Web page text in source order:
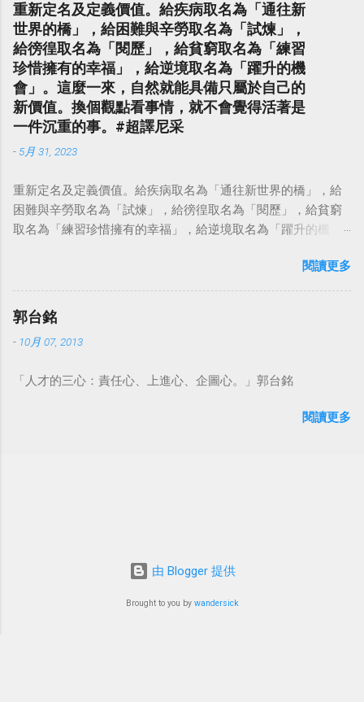
重新定名及定義價值。給疾病取名為「通往新
世界的橋」，給困難與辛勞取名為「試煉」，
給徬徨取名為「閱歷」，給貧窮取名為「練習
珍惜擁有的幸福」，給逆境取名為「躍升的機
會」。這麼一來，自然就能具備只屬於自己的
新價值。換個觀點看事情，就不會覺得活著是
一件沉重的事。#超譯尼采
- 5月 31, 2023
重新定名及定義價值。給疾病取名為「通往新世界的橋」，給
困難與辛勞取名為「試煉」，給徬徨取名為「閱歷」，給貧窮
取名為「練習珍惜擁有的幸福」，給逆境取名為「躍升的機
點看事情，就不會覺得活著是一件沉重的事。#超譯尼采 — 中
華名言 - Chinese Quotes (@chinese_quotes) May 23, 2023
閱讀更多
郭台銘
- 10月 07, 2013
「人才的三心：責任心、上進心、企圖心。」郭台銘
閱讀更多
由 Blogger 提供
Brought to you by wandersick